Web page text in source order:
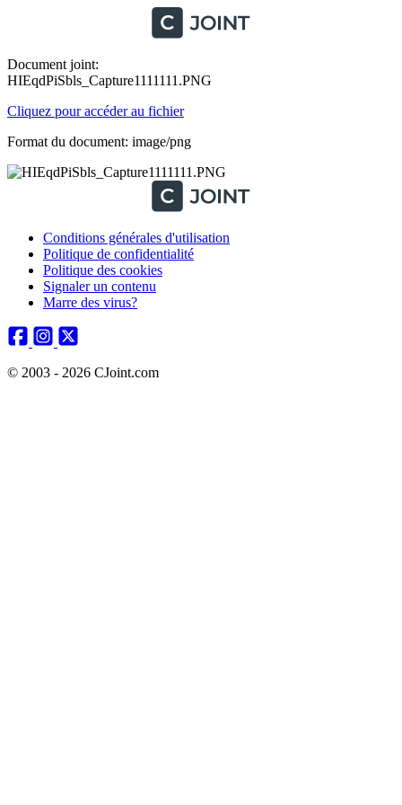
Document joint:
HIEqdPiSbls_Capture1111111.PNG
Cliquez pour accéder au fichier
Format du document: image/png
Conditions générales d'utilisation
Politique de confidentialité
Politique des cookies
Signaler un contenu
Marre des virus?
© 2003 - 2026 CJoint.com